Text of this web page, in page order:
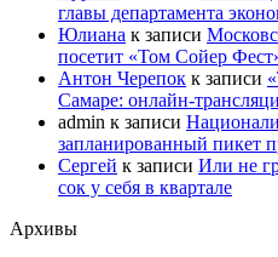
главы департамента
Юлиана к записи
посетит «Том Сойер
Антон Черепок к записи
Самаре: онлайн-
admin к записи
запланированный пикет
Сергей к записи Или не
сок у себя в квартале
Архивы